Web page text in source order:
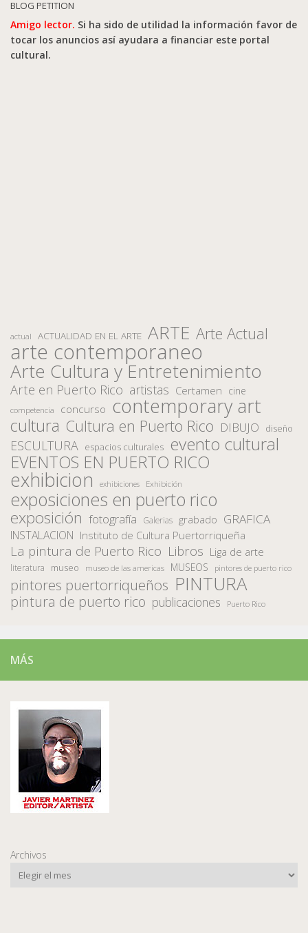
BLOG PETITION
Amigo lector. Si ha sido de utilidad la información favor de
tocar los anuncios así ayudara a financiar este portal
cultural.
actual ACTUALIDAD EN EL ARTE ARTE Arte Actual
arte contemporaneo
Arte Cultura y Entretenimiento
Arte en Puerto Rico artistas Certamen cine
competencia concurso contemporary art
cultura Cultura en Puerto Rico DIBUJO diseño
ESCULTURA espacios culturales evento cultural
EVENTOS EN PUERTO RICO
exhibicion exhibiciones Exhibición
exposiciones en puerto rico
exposición fotografía Galerias grabado GRAFICA
INSTALACION Instituto de Cultura Puertorriqueña
La pintura de Puerto Rico Libros Liga de arte
literatura museo museo de las americas MUSEOS pintores de puerto rico
pintores puertorriqueños PINTURA
pintura de puerto rico publicaciones Puerto Rico
MÁS
Archivos